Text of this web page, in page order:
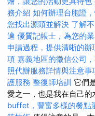
務介紹 如何辦理台胞證
您找出源頭並解決 了解
適 優質記帳士，為您的
申請過程，提供清晰的辦
項 嘉義地區的徵信公司
照代辦服務詳情與注意事
護服務 整復師培訓 它們
愛之一，也是我在自己的
buffet，豐富多樣的餐點